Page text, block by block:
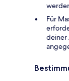
Für
deiner